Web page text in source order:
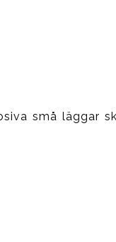
små läggar